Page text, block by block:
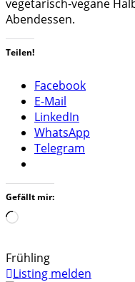
vegetarisch-vegane
Abendessen.
Teilen!
Facebook
E-Mail
LinkedIn
WhatsApp
Telegram
Gefällt mir:
Wird
Frühling
Listing melden